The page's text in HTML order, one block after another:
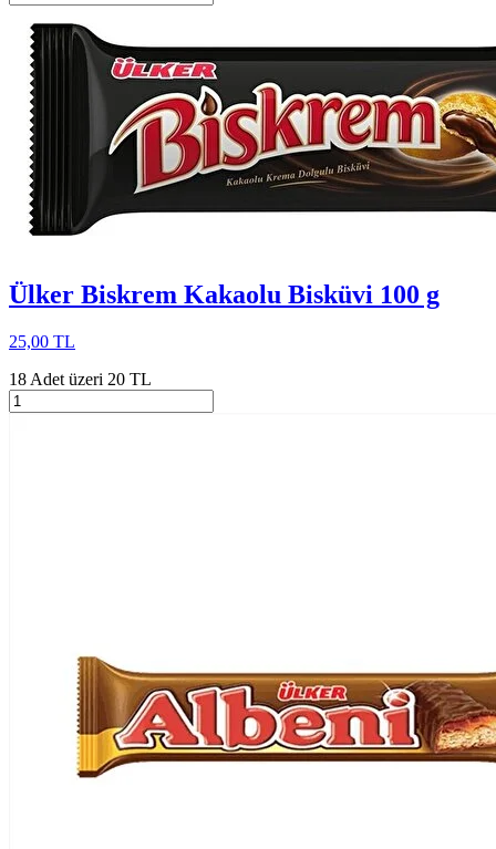
Ülker Biskrem Kakaolu Bisküvi 100 g
25,00 TL
18 Adet üzeri 20 TL